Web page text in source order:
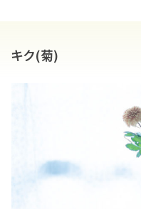
キク(菊)